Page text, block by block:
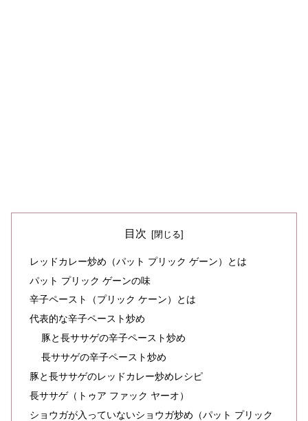
目次
レッドカレー炒め（パット プリック ゲーン）とは
パット プリック ゲーンの味
辛子ペースト（プリック ケーン）とは
代表的な辛子ペースト炒め
豚と長ササゲの辛子ペースト炒め
長ササゲの辛子ペースト炒め
豚と長ササゲのレッドカレー炒めレシピ
長ササゲ（トゥア ファック ヤーオ）
ショウガが入っていないショウガ炒め（パット プリック